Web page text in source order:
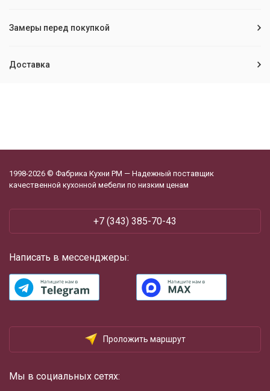
Замеры перед покупкой
Доставка
1998-2026 © Фабрика Кухни РМ — Надежный поставщик
качественной кухонной мебели по низким ценам
+7 (343) 385-70-43
Написать в мессенджеры:
Проложить маршрут
Мы в социальных сетях: